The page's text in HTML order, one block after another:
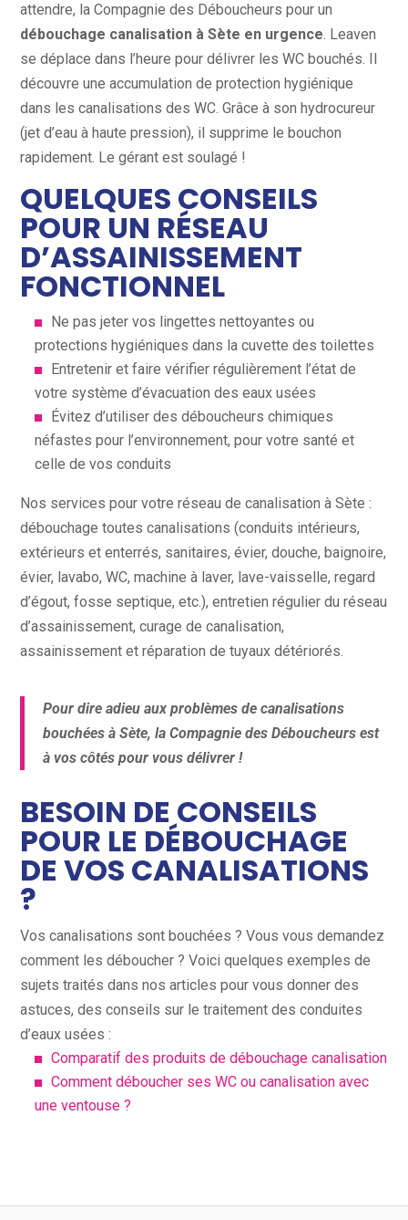
attendre, la Compagnie des Déboucheurs pour un
débouchage canalisation à Sète en urgence. Leaven
se déplace dans l’heure pour délivrer les WC bouchés. Il
découvre une accumulation de protection hygiénique
dans les canalisations des WC. Grâce à son hydrocureur
(jet d’eau à haute pression), il supprime le bouchon
rapidement. Le gérant est soulagé !
QUELQUES CONSEILS
POUR UN RÉSEAU
D’ASSAINISSEMENT
FONCTIONNEL
Ne pas jeter vos lingettes nettoyantes ou
protections hygiéniques dans la cuvette des toilettes
Entretenir et faire vérifier régulièrement l’état de
votre système d’évacuation des eaux usées
Évitez d’utiliser des déboucheurs chimiques
néfastes pour l’environnement, pour votre santé et
celle de vos conduits
Nos services pour votre réseau de canalisation à Sète :
débouchage toutes canalisations (conduits intérieurs,
extérieurs et enterrés, sanitaires, évier, douche, baignoire,
évier, lavabo, WC, machine à laver, lave-vaisselle, regard
d’égout, fosse septique, etc.), entretien régulier du réseau
d’assainissement, curage de canalisation,
assainissement et réparation de tuyaux détériorés.
Pour dire adieu aux problèmes de canalisations
bouchées à Sète, la Compagnie des Déboucheurs est
à vos côtés pour vous délivrer !
BESOIN DE CONSEILS
POUR LE DÉBOUCHAGE
DE VOS CANALISATIONS
?
Vos canalisations sont bouchées ? Vous vous demandez
comment les déboucher ? Voici quelques exemples de
sujets traités dans nos articles pour vous donner des
astuces, des conseils sur le traitement des conduites
d’eaux usées :
Comparatif des produits de débouchage canalisation
Comment déboucher ses WC ou canalisation avec
une ventouse ?